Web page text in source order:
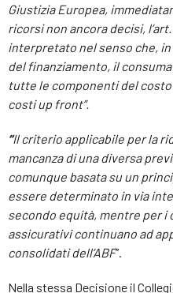
Giustizia Europea,
ricorsi non ancora decisi,
interpretato nel senso che,
del finanziamento, il
tutte le componenti del
costi up front”.
“Il criterio applicabile per la
mancanza di una diversa
comunque basata su un
essere determinato in via
secondo equità, mentre per
assicurativi continuano ad
consolidati dell’ABF”.
Nella stessa Decisione il